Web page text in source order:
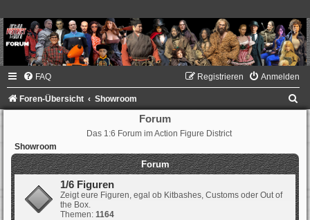
FAQ Anmelden
Registrieren
Foren-Übersicht Showroom
Forum
Das 1:6 Forum im Action Figure District
Showroom
Forum
1/6 Figuren
Zeigt eure Figuren, egal ob Kitbashes, Customs oder Out of
the Box.
Themen: 1164